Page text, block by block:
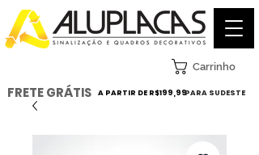
Carrinho
FRETE GRÁTIS A PARTIR DE R$199,99PARA SUDESTE